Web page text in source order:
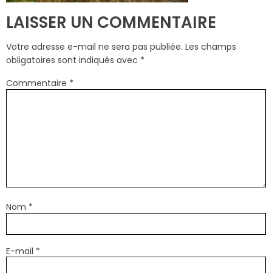
LAISSER UN COMMENTAIRE
Votre adresse e-mail ne sera pas publiée. Les champs
obligatoires sont indiqués avec *
Commentaire *
Nom *
E-mail *